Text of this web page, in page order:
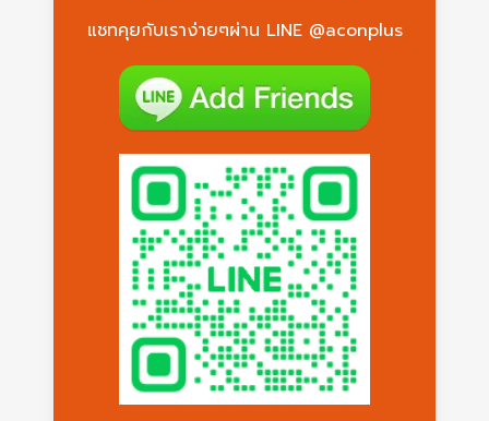
แชทคุยกับเราง่ายๆผ่าน LINE @aconplus